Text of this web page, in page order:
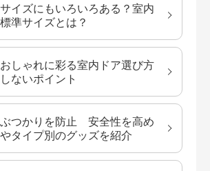
イズにもいろいろある？室内
準サイズとは？
しゃれに彩る室内ドア選び方
ないポイント
ぶつかりを防止 安全性を高め
タイプ別のグッズを紹介